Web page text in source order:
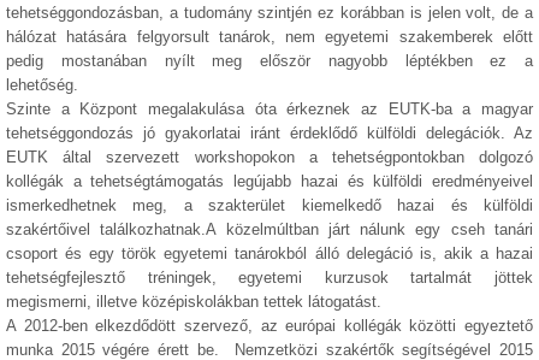
tehetséggondozásban, a tudomány szintjén ez korábban is jelen volt, de a
hálózat hatására felgyorsult tanárok, nem egyetemi szakemberek előtt
pedig mostanában nyílt meg először nagyobb léptékben ez a
lehetőség.
Szinte a Központ megalakulása óta érkeznek az EUTK-ba a magyar
tehetséggondozás jó gyakorlatai iránt érdeklődő külföldi delegációk. Az
EUTK által szervezett workshopokon a tehetségpontokban dolgozó
kollégák a tehetségtámogatás legújabb hazai és külföldi eredményeivel
ismerkedhetnek meg, a szakterület kiemelkedő hazai és külföldi
szakértőivel találkozhatnak.A közelmúltban járt nálunk egy cseh tanári
csoport és egy török egyetemi tanárokból álló delegáció is, akik a hazai
tehetségfejlesztő tréningek, egyetemi kurzusok tartalmát jöttek
megismerni, illetve középiskolákban tettek látogatást.
A 2012-ben elkezdődött szervező, az európai kollégák közötti egyeztető
munka 2015 végére érett be. Nemzetközi szakértők segítségével 2015